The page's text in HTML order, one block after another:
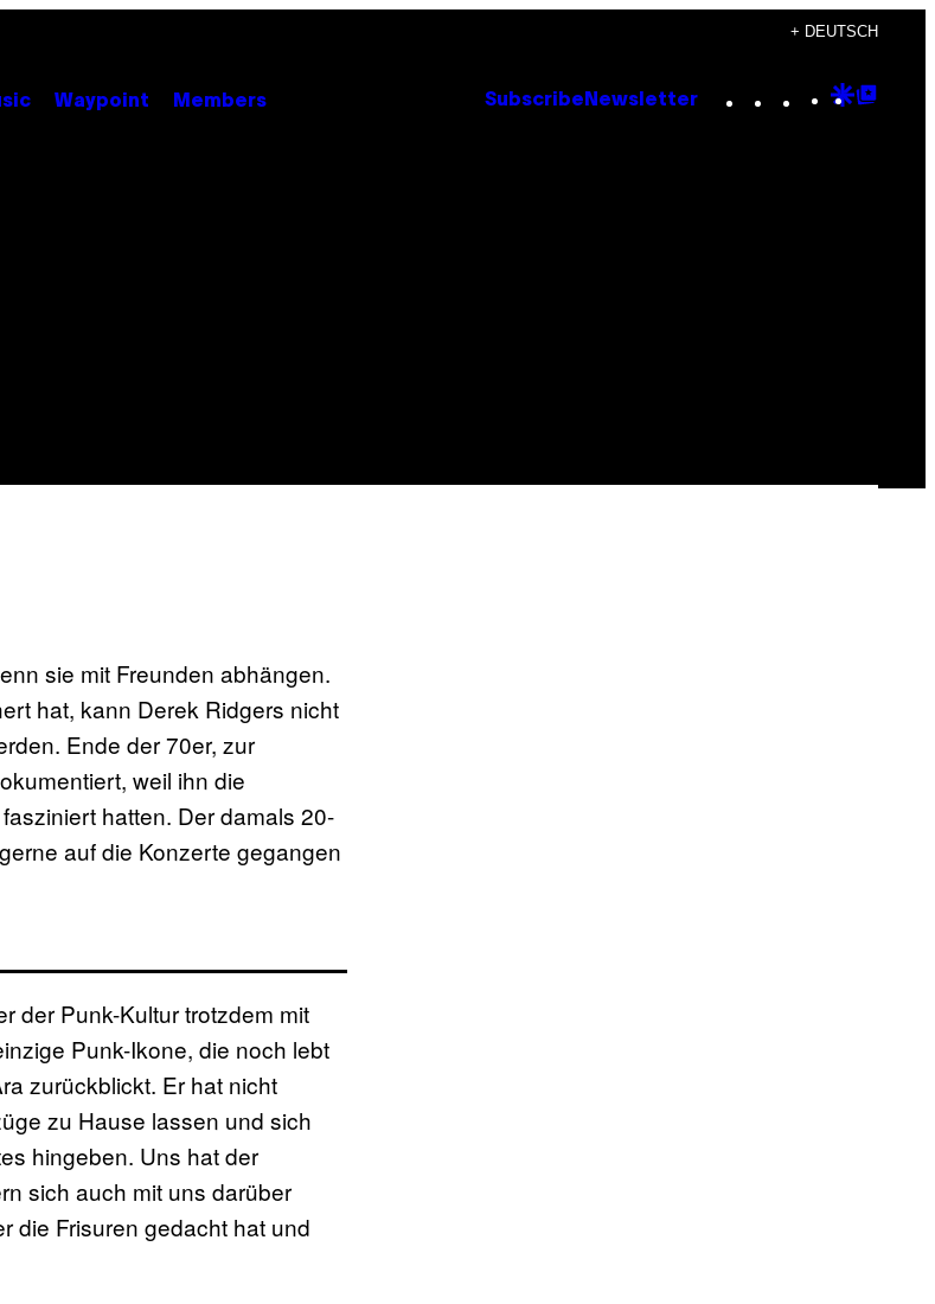
+ DEUTSCH
Waypoint Members Subscribe Newsletter Instagram
TikTok
YouTube
Google
sie mit Freunden abhängen.
hat, kann Derek Ridgers nicht
Ende der 70er, zur
weil ihn die
hatten. Der damals 20-
auf die Konzerte gegangen
der Punk-Kultur trotzdem mit
Punk-Ikone, die noch lebt
zurückblickt. Er hat nicht
zu Hause lassen und sich
hingeben. Uns hat der
sich auch mit uns darüber
die Frisuren gedacht hat und